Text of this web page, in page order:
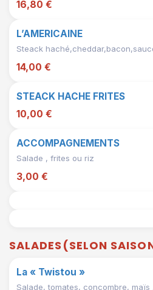
16,80 €
L’AMERICAINE
Steack
14,00 €
STEACK HACHE FRITES
10,00 €
ACCOMPAGNEMENTS
Salade , frites ou riz
3,00 €
SALADES(SELON
La « Twistou »
Salade, tomates, concombre,